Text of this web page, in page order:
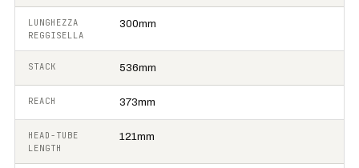
LUNGHEZZA
REGGISELLA
300mm
STACK 536mm
REACH 373mm
HEAD-TUBE
LENGTH
121mm